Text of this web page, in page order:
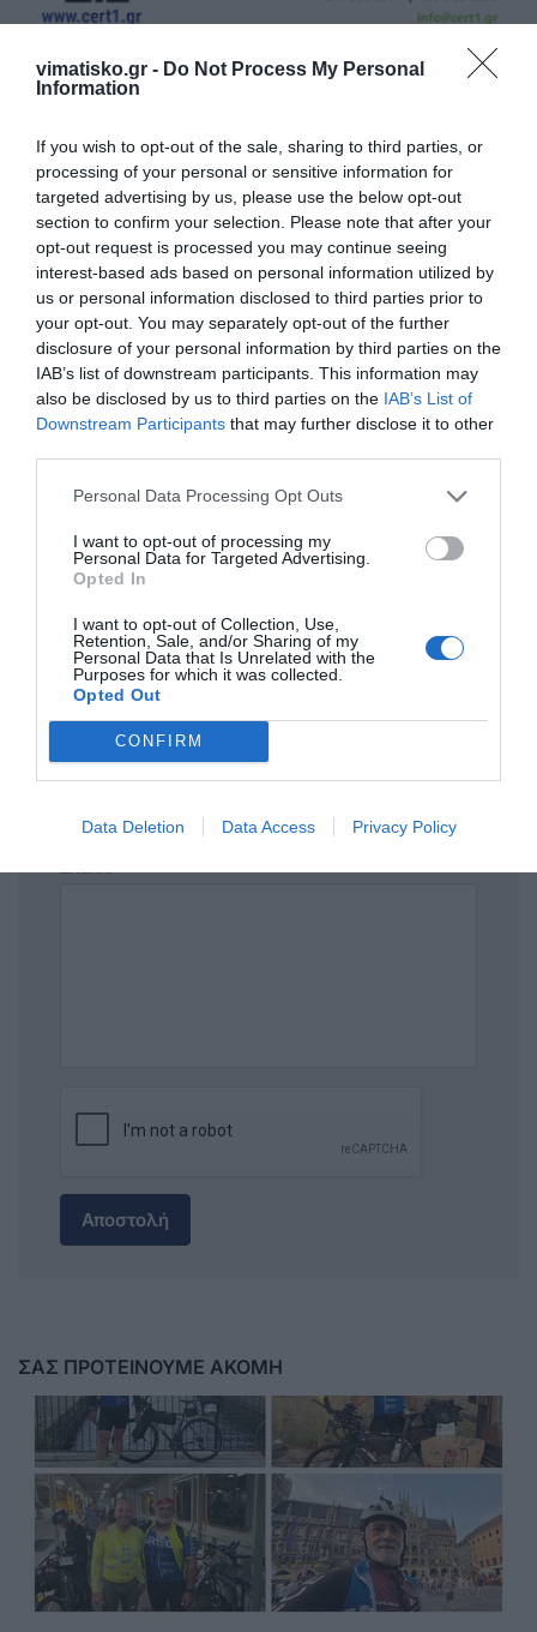
vimatisko.gr - Do Not Process My Personal
Information
If you wish to opt-out of the sale, sharing to third parties, or
processing of your personal or sensitive information for
targeted advertising by us, please use the below opt-out
section to confirm your selection. Please note that after your
opt-out request is processed you may continue seeing
interest-based ads based on personal information utilized by
us or personal information disclosed to third parties prior to
your opt-out. You may separately opt-out of the further
disclosure of your personal information by third parties on the
IAB’s list of downstream participants. This information may
also be disclosed by us to third parties on the IAB’s List of
Downstream Participants that may further disclose it to other
Personal Data Processing Opt Outs
I want to opt-out of processing my
Personal Data for Targeted Advertising.
Opted In
I want to opt-out of Collection, Use,
Retention, Sale, and/or Sharing of my
Personal Data that Is Unrelated with the
Purposes for which it was collected.
Opted Out
CONFIRM
Data Deletion Data Access Privacy Policy
Η ανωνυμία είναι το καλύτερο κρησφύγετο δειλίας και
χυδαιότητας!
Σχόλια 1
ΕΠΩΝΥΜΟΣ
24/05 - 17:54
🤡
Κόμμα Κηφήνων Ελλάδος
Πρόσθεσε ένα σχόλιο
ΟΝΟΜΑ
ΤΙΤΛΟΣ
ΣΧΟΛΙΟ
Αποστολή
ΣΑΣ ΠΡΟΤΕΙΝΟΥΜΕ ΑΚΟΜΗ